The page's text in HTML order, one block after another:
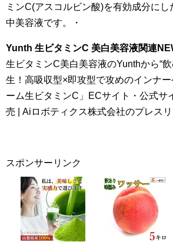
ミンC(アスコルビン酸)を有効成分に
中美容液です。・
Yunth 生ビタミンC 美白美容液関連
生ビタミンC美白美容液のYunthから“
生！高吸収型×即攻型で攻めのインナ
ーム生ビタミンC」ECサイト・公式サ
売 | Aiロボティクス株式会社のプレス
スポンサーリンク